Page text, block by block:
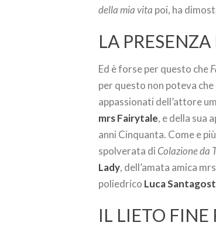
della mia vita poi, ha
LA
Ed è forse per questo che
per questo non poteva
appassionati dell’attore
mrs Fairytale, e della sua
anni Cinquanta. Come e
spolverata di Colazione da
Lady, dell’amata amica
poliedrico Luca
IL LIETO FINE